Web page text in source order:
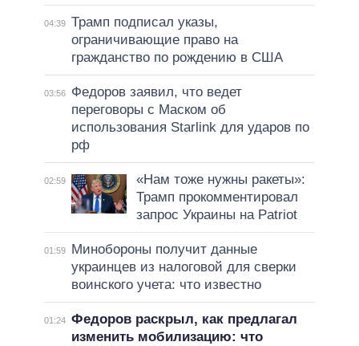
04:39 Трамп подписал указы,
ограничивающие право на
гражданство по рождению в США
03:56
Федоров заявил, что ведет
переговоры с Маском об
использования Starlink для ударов по
рф
02:59
«Нам тоже нужны ракеты»:
Трамп прокомментировал
запрос Украины на Patriot
01:59
Минобороны получит данные
украинцев из налоговой для сверки
воинского учета: что известно
01:24 Федоров раскрыл, как предлагал
изменить мобилизацию: что